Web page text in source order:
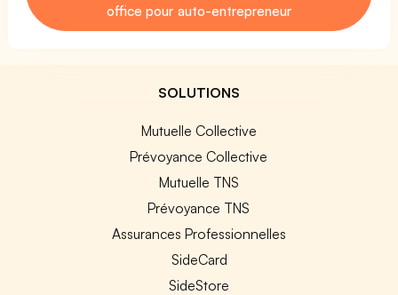
office pour auto-entrepreneur
SOLUTIONS
Mutuelle Collective
Prévoyance Collective
Mutuelle TNS
Prévoyance TNS
Assurances Professionnelles
SideCard
SideStore